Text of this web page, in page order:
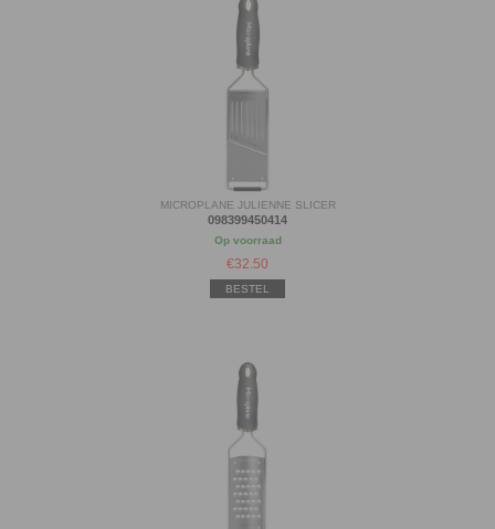
MICROPLANE JULIENNE SLICER
098399450414
Op voorraad
€32.50
BESTEL